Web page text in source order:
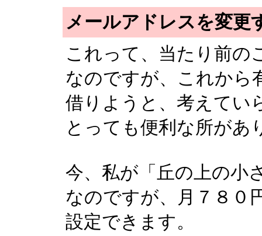
メールアドレスを変更
これって、当たり前の
なのですが、これから
借りようと、考えてい
とっても便利な所があ
今、私が「丘の上の小
なのですが、月７８０
設定できます。